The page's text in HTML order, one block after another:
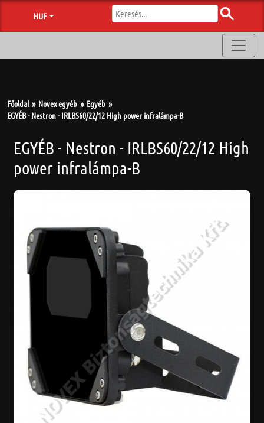
HUF
Főoldal Novex egyéb
Egyéb
EGYÉB - Nestron - IRLBS60/22/12 High power infralámpa-B
EGYÉB - Nestron - IRLBS60/22/12 High
power infralámpa-B